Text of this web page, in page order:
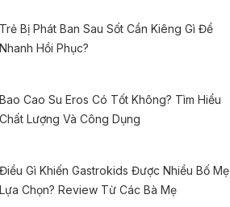
Trẻ Bị Phát Ban Sau Sốt Cần Kiêng Gì Để
Nhanh Hồi Phục?
Bao Cao Su Eros Có Tốt Không? Tìm Hiểu
Chất Lượng Và Công Dụng
Điều Gì Khiến Gastrokids Được Nhiều Bố Mẹ
Lựa Chọn? Review Từ Các Bà Mẹ